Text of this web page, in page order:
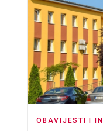
OBAVIJESTI I